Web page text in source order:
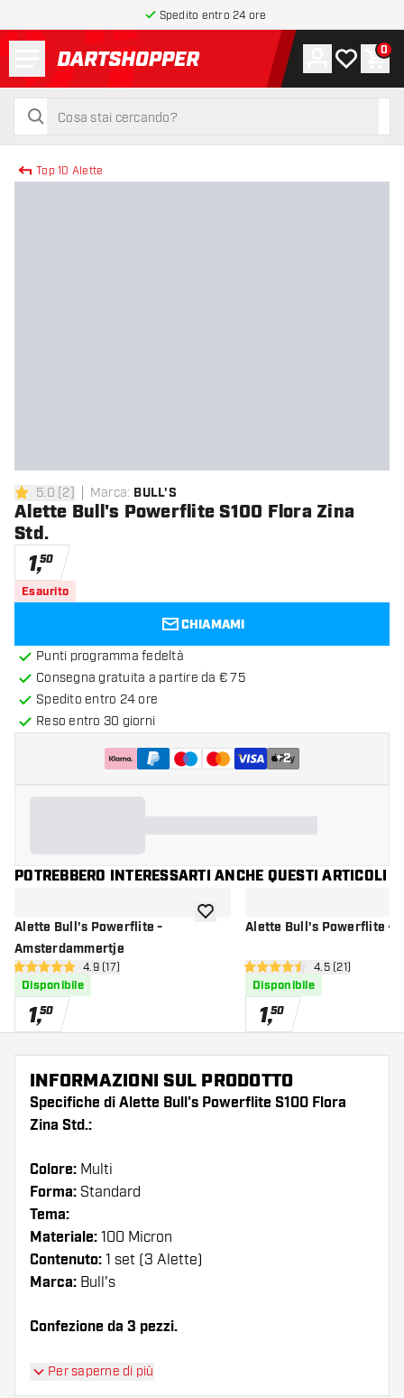
Spedito entro 24 ore
torna alla home page
cerca
cerca
Account
La mia0
Top 10 Alette
5 stelle di valutazione
5.0 [2] Marca: BULL'S
Alette Bull's Powerflite S100 Flora Zina
Std.
1,50
Esaurito
CHIAMAMI
Punti programma fedeltà
Consegna gratuita a partire da € 75
Spedito entro 24 ore
Reso entro 30 giorni
+2
POTREBBERO INTERESSARTI ANCHE QUESTI ARTICOLI
Alette Bull's Powerflite -
Amsterdammertje
apri pannello recensioni
4.9 stelle di valutazione
4.9 (17)
Disponibile
1,50
aggiungi alla lista dei desideri
Alette Bull's Powerflite -
apri pannello
4.5 stelle di valutazione
4.5 (21)
Disponibile
1,50
INFORMAZIONI SUL PRODOTTO
Specifiche di Alette Bull's Powerflite S100 Flora
Zina Std.:
Colore: Multi
Forma: Standard
Tema:
Materiale: 100 Micron
Contenuto: 1 set (3 Alette)
Marca: Bull's
Confezione da 3 pezzi.
Suggerimento di Dartshopper!
Per saperne di più